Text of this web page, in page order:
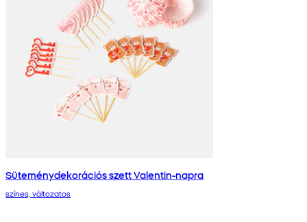
Süteménydekorációs szett Valentin-napra
színes, változatos